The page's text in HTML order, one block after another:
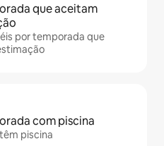
que aceitam
por temporada que
com piscina
piscina